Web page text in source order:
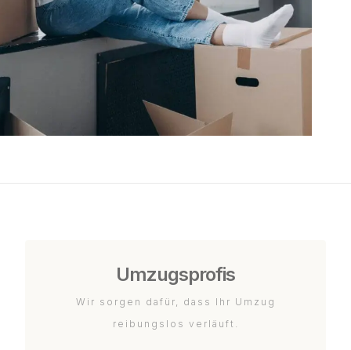
Umzugsprofis
Wir sorgen dafür, dass Ihr Umzug
reibungslos verläuft.